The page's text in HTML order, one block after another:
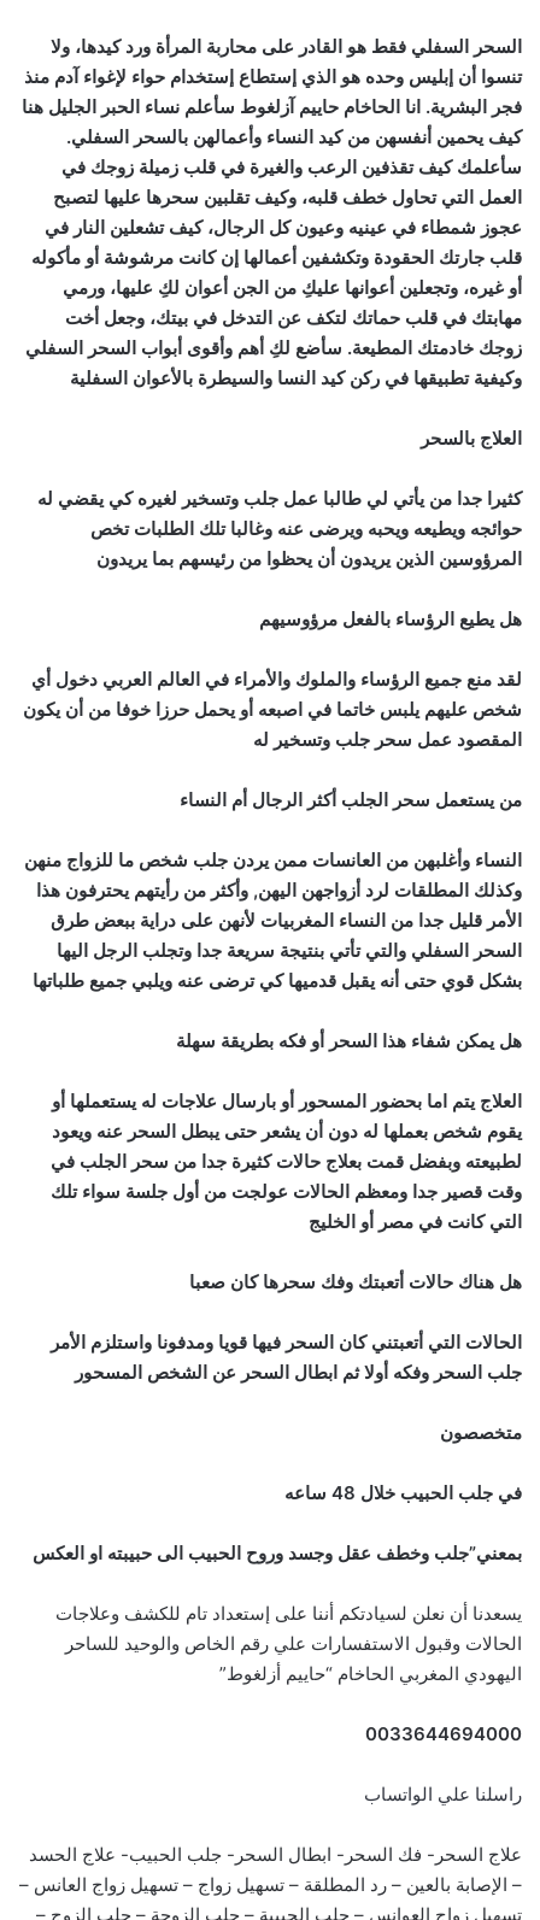
السحر السفلي فقط هو القادر على محاربة المرأة ورد كيدها، ولا
تنسوا أن إبليس وحده هو الذي إستطاع إستخدام حواء لإغواء آدم منذ
فجر البشرية. انا الحاخام حاييم آزلغوط سأعلم نساء الحبر الجليل هنا
كيف يحمين أنفسهن من كيد النساء وأعمالهن بالسحر السفلي.
سأعلمك كيف تقذفين الرعب والغيرة في قلب زميلة زوجك في
العمل التي تحاول خطف قلبه، وكيف تقلبين سحرها عليها لتصبح
عجوز شمطاء في عينيه وعيون كل الرجال، كيف تشعلين النار في
قلب جارتك الحقودة وتكشفين أعمالها إن كانت مرشوشة أو مأكوله
أو غيره، وتجعلين أعوانها عليكِ من الجن أعوان لكِ عليها، ورمي
مهابتك في قلب حماتك لتكف عن التدخل في بيتك، وجعل أخت
زوجك خادمتك المطيعة. سأضع لكِ أهم وأقوى أبواب السحر السفلي
وكيفية تطبيقها في ركن كيد النسا والسيطرة بالأعوان السفلية
العلاج بالسحر
كثيرا جدا من يأتي لي طالبا عمل جلب وتسخير لغيره كي يقضي له
حوائجه ويطيعه ويحبه ويرضى عنه وغالبا تلك الطلبات تخص
المرؤوسين الذين يريدون أن يحظوا من رئيسهم بما يريدون
هل يطيع الرؤساء بالفعل مرؤوسيهم
لقد منع جميع الرؤساء والملوك والأمراء في العالم العربي دخول أي
شخص عليهم يلبس خاتما في اصبعه أو يحمل حرزا خوفا من أن يكون
المقصود عمل سحر جلب وتسخير له
من يستعمل سحر الجلب أكثر الرجال أم النساء
النساء وأغلبهن من العانسات ممن يردن جلب شخص ما للزواج منهن
وكذلك المطلقات لرد أزواجهن اليهن, وأكثر من رأيتهم يحترفون هذا
الأمر قليل جدا من النساء المغربيات لأنهن على دراية ببعض طرق
السحر السفلي والتي تأتي بنتيجة سريعة جدا وتجلب الرجل اليها
بشكل قوي حتى أنه يقبل قدميها كي ترضى عنه ويلبي جميع طلباتها
هل يمكن شفاء هذا السحر أو فكه بطريقة سهلة
العلاج يتم اما بحضور المسحور أو بارسال علاجات له يستعملها أو
يقوم شخص بعملها له دون أن يشعر حتى يبطل السحر عنه ويعود
لطبيعته وبفضل قمت بعلاج حالات كثيرة جدا من سحر الجلب في
وقت قصير جدا ومعظم الحالات عولجت من أول جلسة سواء تلك
التي كانت في مصر أو الخليج
هل هناك حالات أتعبتك وفك سحرها كان صعبا
الحالات التي أتعبتني كان السحر فيها قويا ومدفونا واستلزم الأمر
جلب السحر وفكه أولا ثم ابطال السحر عن الشخص المسحور
متخصصون
في جلب الحبيب خلال 48 ساعه
بمعني”جلب وخطف عقل وجسد وروح الحبيب الى حبيبته او العكس
يسعدنا أن نعلن لسيادتكم أننا على إستعداد تام للكشف وعلاجات
الحالات وقبول الاستفسارات علي رقم الخاص والوحيد للساحر
اليهودي المغربي الحاخام “حاييم أزلغوط”
0033644694000
راسلنا علي الواتساب
علاج السحر- فك السحر- ابطال السحر- جلب الحبيب- علاج الحسد
– الإصابة بالعين – رد المطلقة – تسهيل زواج – تسهيل زواج العانس –
تسهيل زواج العوانس – جلب الحبيبة – جلب الزوجة – جلب الزوج –